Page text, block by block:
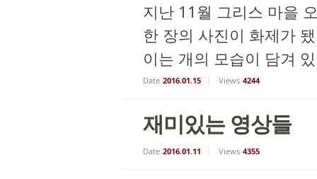
지난 11월 그리스 마을
한 장의 사진이 화제가
이는 개의 모습이 담겨
Date 2016.01.15 Views 4244
재미있는 영상들
Date 2016.01.11 Views 4355